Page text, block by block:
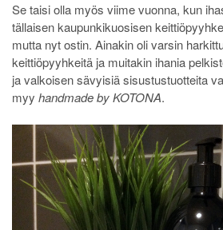
Se taisi olla myös viime vuonna, kun
tällaisen kaupunkikuosisen
mutta nyt ostin. Ainakin oli varsin
keittiöpyyhkeitä ja muitakin ihania
ja valkoisen sävyisiä sisustustuotteita
myy handmade by KOTONA.